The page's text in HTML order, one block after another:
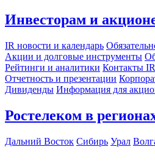
Инвесторам и
IR новости и календарь
Акции и долговые инструменты
Рейтинги и аналитики Контакты IR
Отчетность и презентации
Дивиденды Информация для
Ростелеком в
Дальний Восток Сибирь Урал